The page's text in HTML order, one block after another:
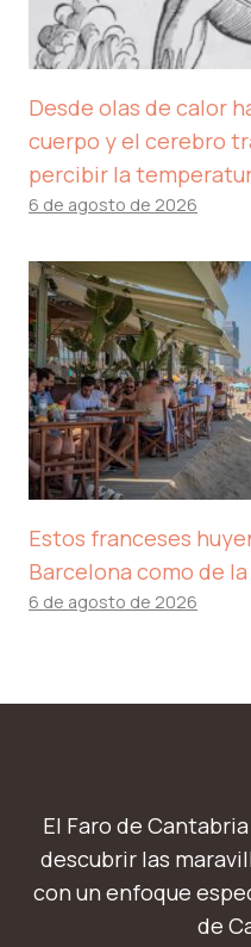
Desde olas de calor
cuerpo y el cerebro
percibir la
6 de agosto de 2026
Estos franceses
Barcelona como de
6 de agosto de 2026
El Faro de
descubrir las
con un enfoque
de